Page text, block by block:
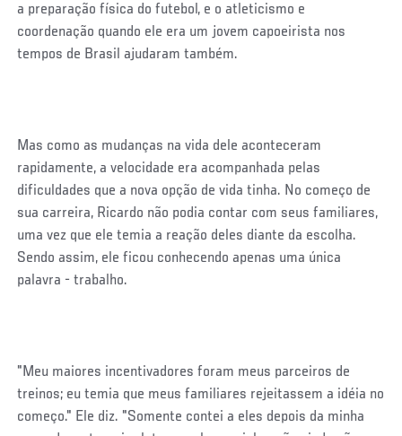
a preparação física do futebol, e o atleticismo e
coordenação quando ele era um jovem capoeirista nos
tempos de Brasil ajudaram também.
Mas como as mudanças na vida dele aconteceram
rapidamente, a velocidade era acompanhada pelas
dificuldades que a nova opção de vida tinha. No começo de
sua carreira, Ricardo não podia contar com seus familiares,
uma vez que ele temia a reação deles diante da escolha.
Sendo assim, ele ficou conhecendo apenas uma única
palavra - trabalho.
"Meu maiores incentivadores foram meus parceiros de
treinos; eu temia que meus familiares rejeitassem a idéia no
começo." Ele diz. "Somente contei a eles depois da minha